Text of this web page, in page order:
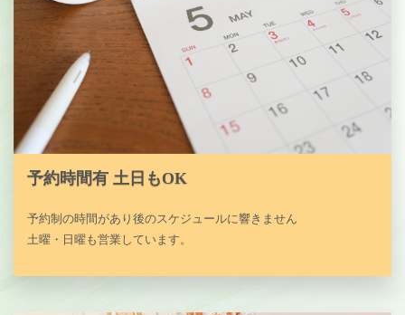
予約時間有 土日もOK
予約制の時間があり後のスケジュールに響きません
土曜・日曜も営業しています。